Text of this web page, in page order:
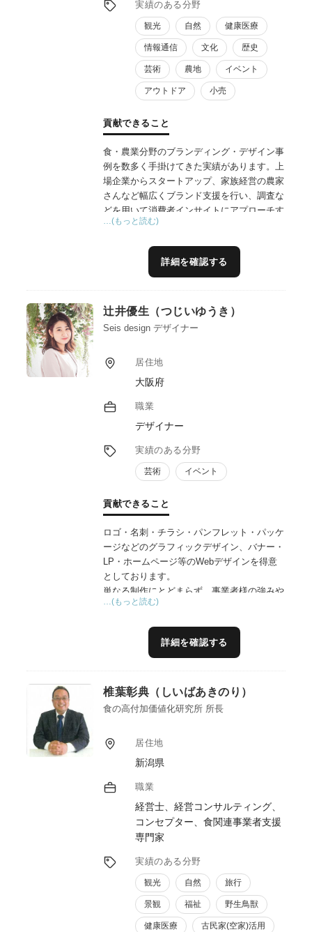
実績のある分野
観光 自然 健康医療
情報通信 文化 歴史
芸術 農地 イベント
アウトドア 小売
貢献できること
食・農業分野のブランディング・デザイン事
例を数多く手掛けてきた実績があります。上
場企業からスタートアップ、家族経営の農家
さんなど幅広くブランド支援を行い、調査な
どを用いて消費者インサイトにアプローチす
る手法で、効果的なブランド戦略作成に貢献
No.1を獲得したり、20倍の売上を記録する
など、結果を重視した施策を立案します。
まえた助言が可能です。
主な受賞歴：グッドデザイン賞、日本パッケ
…(もっと読む)
詳細を確認する
辻井優生（つじいゆうき）
Seis design デザイナー
居住地
大阪府
職業
デザイナー
実績のある分野
芸術 イベント
貢献できること
ロゴ・名刺・チラシ・パンフレット・パッケ
ージなどのグラフィックデザイン、バナー・
LP・ホームページ等のWebデザインを得意
としております。
単なる制作にとどまらず、事業者様の強みや
想いを整理し、ターゲットに伝わる形へ落と
地域資源や商品の魅力発信、ブランド価値向
上、販路開拓につながる情報発信・ブランデ
…(もっと読む)
詳細を確認する
椎葉彰典（しいばあきのり）
食の高付加価値化研究所 所長
居住地
新潟県
職業
経営士、経営コンサルティング、
コンセプター、食関連事業者支援
専門家
実績のある分野
観光 自然 旅行
景観 福祉 野生鳥獣
健康医療 古民家(空家)活用